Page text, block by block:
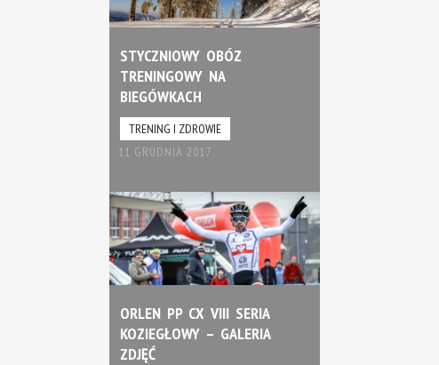
STYCZNIOWY OBÓZ
TRENINGOWY NA
BIEGÓWKACH
TRENING I ZDROWIE
11 GRUDNIA 2017
ORLEN PP CX VIII SERIA
KOZIEGŁOWY – GALERIA
ZDJĘĆ